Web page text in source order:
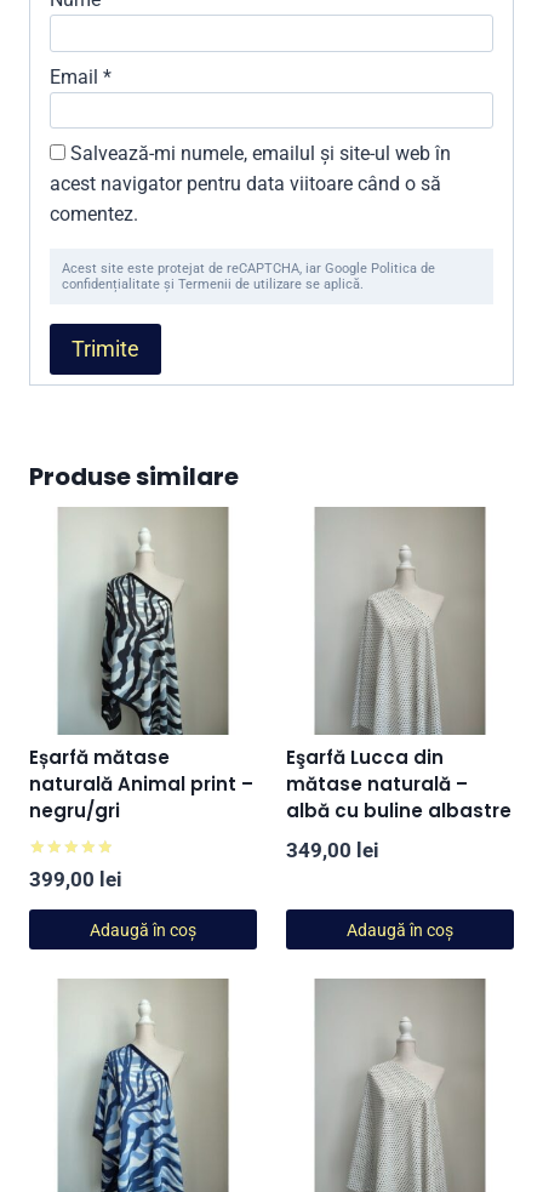
Email *
Salvează-mi numele, emailul și site-ul web în
acest navigator pentru data viitoare când o să
comentez.
Acest site este protejat de reCAPTCHA, iar Google Politica de
confidențialitate și Termenii de utilizare se aplică.
Produse similare
Eșarfă mătase
naturală Animal print –
negru/gri
Evaluat la
5.00
399,00 lei
Adaugă în coș
Eşarfă Lucca din
mătase naturală –
albă cu buline albastre
349,00 lei
Adaugă în coș